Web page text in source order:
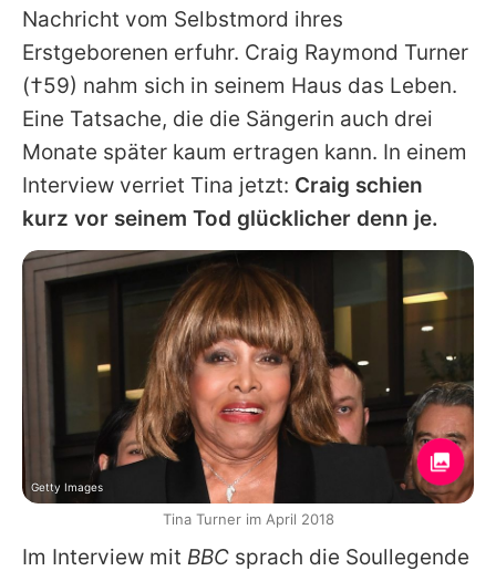
Utiq verwalten
Nachricht vom Selbstmord ihres
Erstgeborenen erfuhr. Craig Raymond Turner
(†59) nahm sich in seinem Haus das Leben.
Eine Tatsache, die die Sängerin auch drei
Monate später kaum ertragen kann. In einem
Interview verriet Tina jetzt: Craig schien
kurz vor seinem Tod glücklicher denn je.
Im Interview mit BBC sprach die Soullegende
Getty Images
Tina Turner im April 2018